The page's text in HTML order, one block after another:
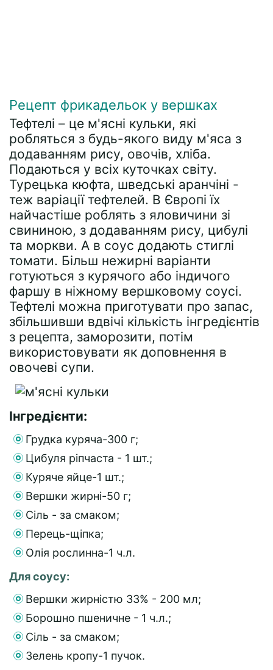
Рецепт фрикадельок у вершках
Тефтелі – це м'ясні кульки, які
робляться з будь-якого виду м'яса з
додаванням рису, овочів, хліба.
Подаються у всіх куточках світу.
Турецька кюфта, шведські аранчіні -
теж варіації тефтелей. В Європі їх
найчастіше роблять з яловичини зі
свининою, з додаванням рису, цибулі
та моркви. А в соус додають стиглі
томати. Більш нежирні варіанти
готуються з курячого або індичого
фаршу в ніжному вершковому соусі.
Тефтелі можна приготувати про запас,
збільшивши вдвічі кількість інгредієнтів
з рецепта, заморозити, потім
використовувати як доповнення в
овочеві супи.
Інгредієнти:
Грудка куряча-300 г;
Цибуля ріпчаста - 1 шт.;
Куряче яйце-1 шт.;
Вершки жирні-50 г;
Сіль - за смаком;
Перець-щіпка;
Олія рослинна-1 ч.л.
Для соусу:
Вершки жирністю 33% - 200 мл;
Борошно пшеничне - 1 ч.л.;
Сіль - за смаком;
Зелень кропу-1 пучок.